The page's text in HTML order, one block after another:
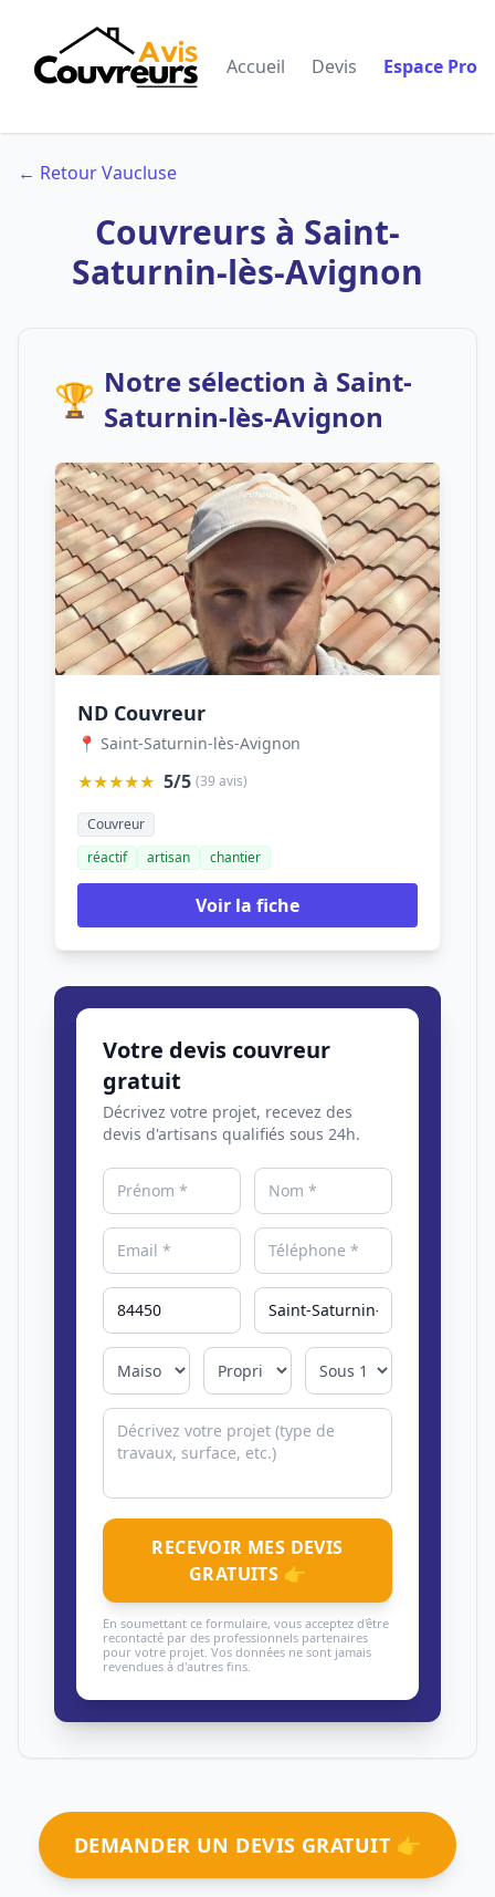
Accueil Devis Espace Pro
← Retour Vaucluse
Couvreurs à Saint-
Saturnin-lès-Avignon
🏆 Notre sélection à Saint-
Saturnin-lès-Avignon
ND Couvreur
📍 Saint-Saturnin-lès-Avignon
★★★★★ 5/5 (39 avis)
Couvreur
réactif
artisan chantier
Voir la fiche
Votre devis couvreur
gratuit
Décrivez votre projet, recevez des
devis d'artisans qualifiés sous 24h.
RECEVOIR MES DEVIS
GRATUITS 👉
En soumettant ce formulaire, vous acceptez d'être
recontacté par des professionnels partenaires
pour votre projet. Vos données ne sont jamais
revendues à d'autres fins.
DEMANDER UN DEVIS GRATUIT 👉